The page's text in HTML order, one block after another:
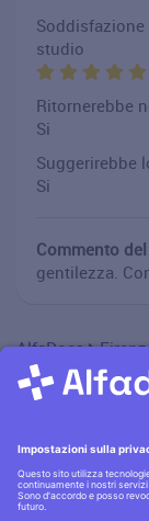
studio
Ritornerebbe
Si
Suggerirebbe
Si
Commento
gentilezza.
AlfaDocs
Informativa